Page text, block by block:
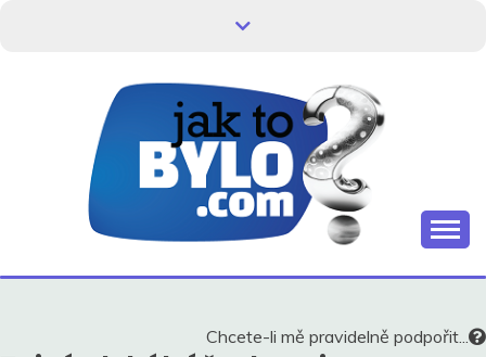
HISTORIE V
SOUVISLOSTECH
Chcete-li mě pravidelně podpořit...